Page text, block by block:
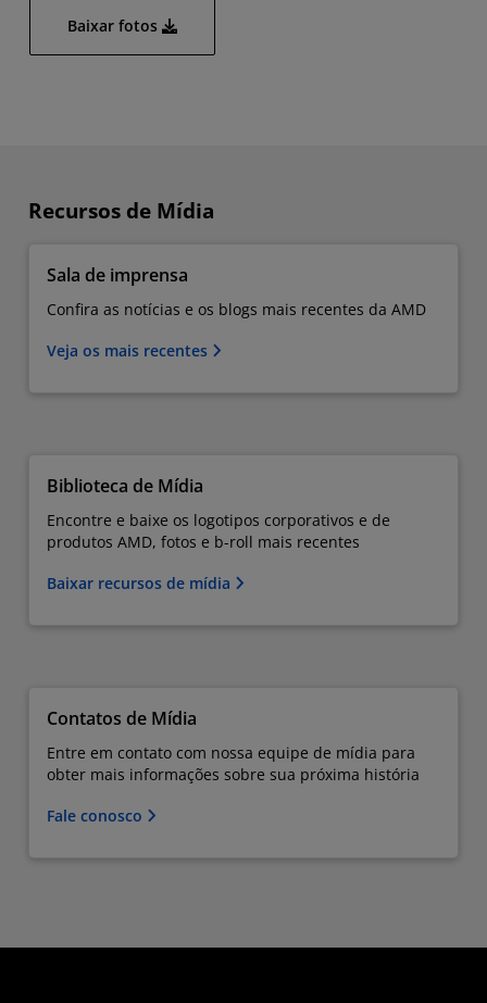
Baixar fotos
Recursos de Mídia
Sala de imprensa
Confira as notícias e os blogs mais recentes da AMD
Veja os mais recentes
Biblioteca de Mídia
Encontre e baixe os logotipos corporativos e de
produtos AMD, fotos e b-roll mais recentes
Baixar recursos de mídia
Contatos de Mídia
Entre em contato com nossa equipe de mídia para
obter mais informações sobre sua próxima história
Fale conosco